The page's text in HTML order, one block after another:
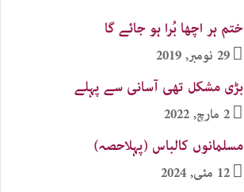
ختم ہر اچھا بُرا ہو جائے گا
29 نومبر, 2019
بڑی مشکل تھی آسانی سے پہلے
2 مارچ, 2022
مسلمانوں کالباس (پہلاحصہ)
12 مئی, 2024